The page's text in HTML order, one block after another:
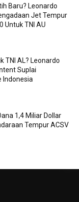
Baru? Leonardo
Jet Tempur
Untuk TNI AU
TNI AL? Leonardo
Suplai
Indonesia
1,4 Miliar Dollar
Tempur ACSV